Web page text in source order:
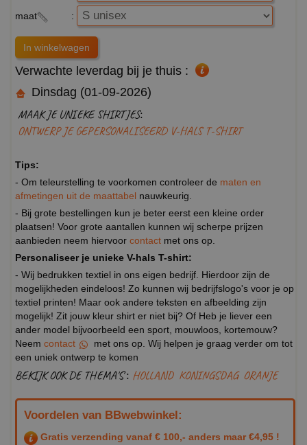
maat :
Verwachte leverdag bij je thuis :
Dinsdag (01-09-2026)
MAAK JE UNIEKE SHIRTJES:
ONTWERP JE GEPERSONALISEERD V-HALS T-SHIRT
Tips:
- Om teleurstelling te voorkomen controleer de maten en
afmetingen uit de maattabel nauwkeurig.
- Bij grote bestellingen kun je beter eerst een kleine order
plaatsen! Voor grote aantallen kunnen wij scherpe prijzen
aanbieden neem hiervoor contact met ons op.
Personaliseer je unieke V-hals T-shirt:
- Wij bedrukken textiel in ons eigen bedrijf. Hierdoor zijn de
mogelijkheden eindeloos! Zo kunnen wij bedrijfslogo's voor je op
textiel printen! Maar ook andere teksten en afbeelding zijn
mogelijk! Zit jouw kleur shirt er niet bij? Of Heb je liever een
ander model bijvoorbeeld een sport, mouwloos, kortemouw?
Neem contact
met ons op. Wij helpen je graag verder om tot
een uniek ontwerp te komen
BEKIJK OOK DE THEMA'S : HOLLAND KONINGSDAG ORANJE
Voordelen van BBwebwinkel:
Gratis verzending vanaf € 100,- anders maar €4,95 !